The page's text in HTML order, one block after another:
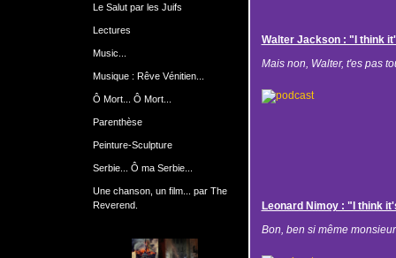
Le Salut par les Juifs
Lectures
Music...
Musique : Rêve Vénitien...
Ô Mort... Ô Mort...
Parenthèse
Peinture-Sculpture
Serbie... Ô ma Serbie...
Une chanson, un film... par The
Reverend.
Walter Jackson : "I think
Mais non, Walter, t'es pas
Leonard Nimoy : "I think
Bon, ben si même